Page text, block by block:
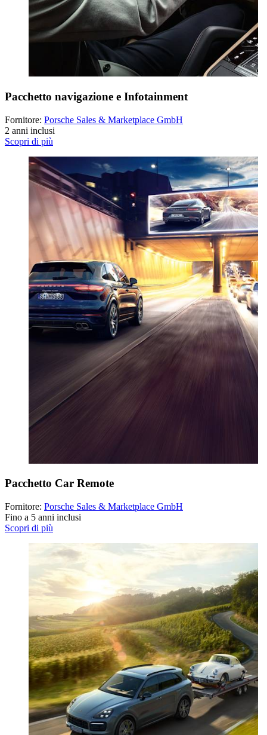
Pacchetto navigazione e Infotainment
Fornitore: Porsche Sales & Marketplace GmbH
2 anni inclusi
Scopri di più
Pacchetto Car Remote
Fornitore: Porsche Sales & Marketplace GmbH
Fino a 5 anni inclusi
Scopri di più